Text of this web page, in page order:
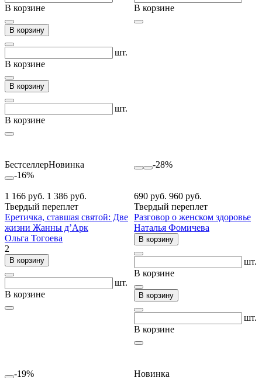
В корзине
В корзину
шт.
В корзине
В корзину
шт.
В корзине
В корзине
БестселлерНовинка
-16%
1 166 руб. 1 386 руб.
Твердый переплет
Еретичка, ставшая святой: Две
жизни Жанны д’Арк
Ольга Тогоева
2
В корзину
шт.
В корзине
-28%
690 руб. 960 руб.
Твердый переплет
Разговор о женском здоровье
Наталья Фомичева
В корзину
шт.
В корзине
В корзину
шт.
В корзине
-19%
Новинка